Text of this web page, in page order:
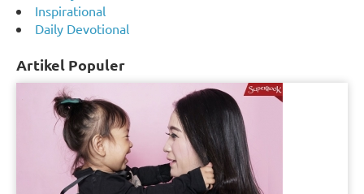
Inspirational
Daily Devotional
Artikel Populer